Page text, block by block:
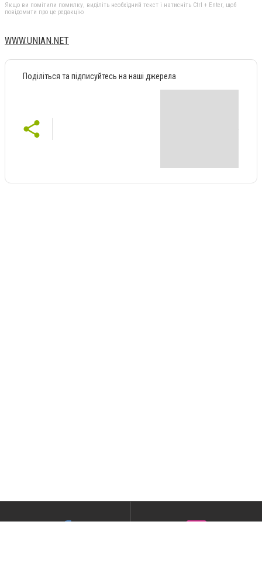
Якщо ви помітили помилку, виділіть необхідний текст і натисніть Ctrl + Enter, щоб
повідомити про це редакцію
WWW.UNIAN.NET
Поділіться та підписуйтесь на наші джерела